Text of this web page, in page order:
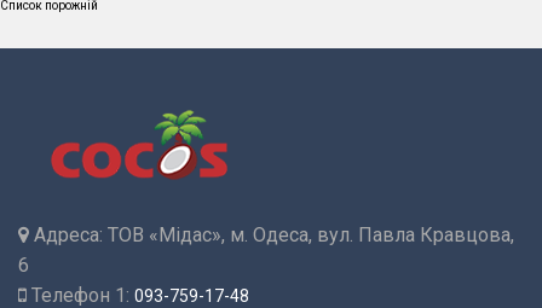
Список порожній
Адреса: ТОВ «Мідас», м. Одеса, вул. Павла Кравцова,
6
Телефон 1: 093-759-17-48